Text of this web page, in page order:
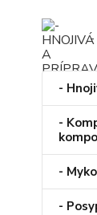
-
-
-
-
-